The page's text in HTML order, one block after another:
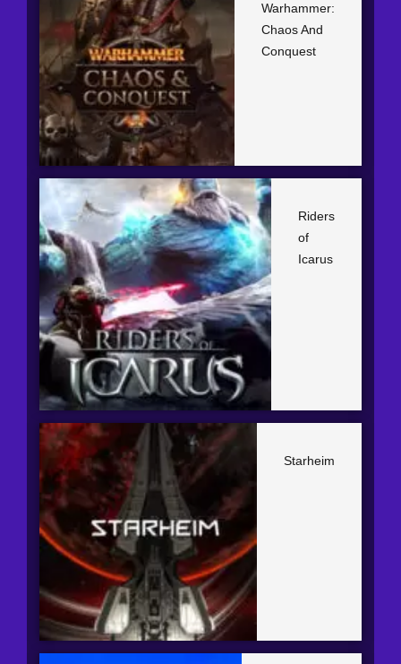
Warhammer:
Chaos And
Conquest
Riders
of
Icarus
Starheim